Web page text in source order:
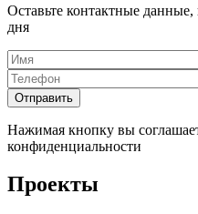
Оставьте контактные
дня
Нажимая кнопку вы
конфиденциальности
Проекты